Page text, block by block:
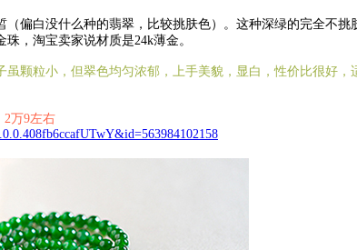
白没什么种的翡翠，比较挑肤色）。这种深绿的完全不挑
，淘宝卖家说材质是24k薄金。
颗粒小，但翠色均匀浓郁，上手美貌，显白，性价比很好，
万9左右